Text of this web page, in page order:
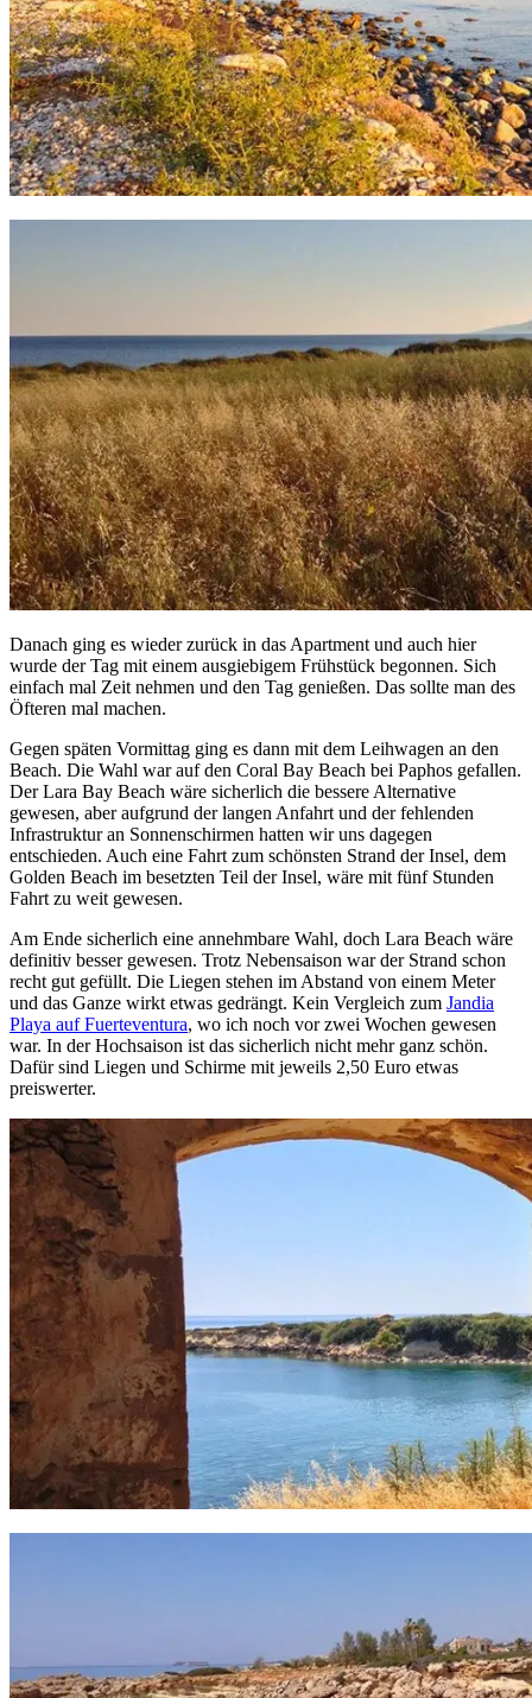
Danach ging es wieder zurück in das Apartment und auch hier
wurde der Tag mit einem ausgiebigem Frühstück begonnen. Sich
einfach mal Zeit nehmen und den Tag genießen. Das sollte man des
Öfteren mal machen.
Gegen späten Vormittag ging es dann mit dem Leihwagen an den
Beach. Die Wahl war auf den Coral Bay Beach bei Paphos gefallen.
Der Lara Bay Beach wäre sicherlich die bessere Alternative
gewesen, aber aufgrund der langen Anfahrt und der fehlenden
Infrastruktur an Sonnenschirmen hatten wir uns dagegen
entschieden. Auch eine Fahrt zum schönsten Strand der Insel, dem
Golden Beach im besetzten Teil der Insel, wäre mit fünf Stunden
Fahrt zu weit gewesen.
Am Ende sicherlich eine annehmbare Wahl, doch Lara Beach wäre
definitiv besser gewesen. Trotz Nebensaison war der Strand schon
recht gut gefüllt. Die Liegen stehen im Abstand von einem Meter
und das Ganze wirkt etwas gedrängt. Kein Vergleich zum Jandia
Playa auf Fuerteventura, wo ich noch vor zwei Wochen gewesen
war. In der Hochsaison ist das sicherlich nicht mehr ganz schön.
Dafür sind Liegen und Schirme mit jeweils 2,50 Euro etwas
preiswerter.